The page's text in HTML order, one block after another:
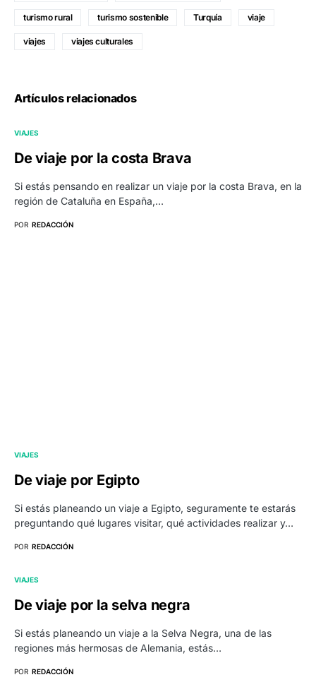
turismo rural turismo sostenible Turquía viaje
viajes viajes culturales
Artículos relacionados
VIAJES
De viaje por la costa Brava
Si estás pensando en realizar un viaje por la costa Brava, en la
región de Cataluña en España,…
POR REDACCIÓN
VIAJES
De viaje por Egipto
Si estás planeando un viaje a Egipto, seguramente te estarás
preguntando qué lugares visitar, qué actividades realizar y…
POR REDACCIÓN
VIAJES
De viaje por la selva negra
Si estás planeando un viaje a la Selva Negra, una de las
regiones más hermosas de Alemania, estás…
POR REDACCIÓN